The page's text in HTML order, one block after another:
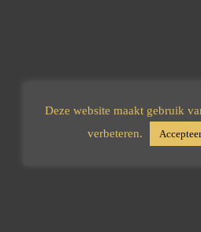
Deze website maakt gebruik
verbeteren.
Accepteer